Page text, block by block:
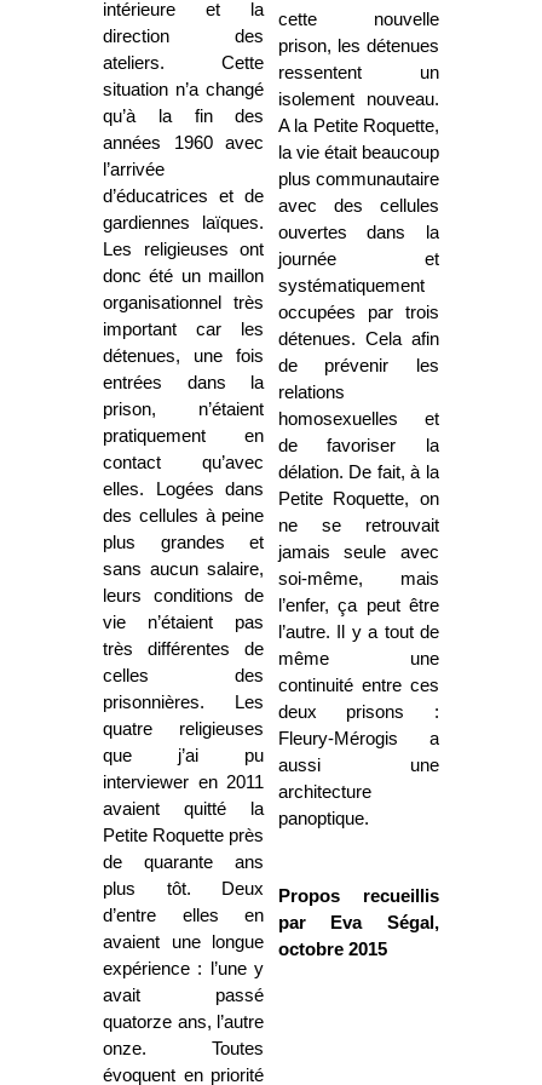
intérieure et la
direction des
ateliers. Cette
situation n’a changé
qu’à la fin des
années 1960 avec
l’arrivée
d’éducatrices et de
gardiennes laïques.
Les religieuses ont
donc été un maillon
organisationnel très
important car les
détenues, une fois
entrées dans la
prison, n’étaient
pratiquement en
contact qu’avec
elles. Logées dans
des cellules à peine
plus grandes et
sans aucun salaire,
leurs conditions de
vie n’étaient pas
très différentes de
celles des
prisonnières. Les
quatre religieuses
que j’ai pu
interviewer en 2011
avaient quitté la
Petite Roquette près
de quarante ans
plus tôt. Deux
d’entre elles en
avaient une longue
expérience : l’une y
avait passé
quatorze ans, l’autre
onze. Toutes
évoquent en priorité
cette nouvelle
prison, les détenues
ressentent un
isolement nouveau.
A la Petite Roquette,
la vie était beaucoup
plus communautaire
avec des cellules
ouvertes dans la
journée et
systématiquement
occupées par trois
détenues. Cela afin
de prévenir les
relations
homosexuelles et
de favoriser la
délation. De fait, à la
Petite Roquette, on
ne se retrouvait
jamais seule avec
soi-même, mais
l’enfer, ça peut être
l’autre. Il y a tout de
même une
continuité entre ces
deux prisons :
Fleury-Mérogis a
aussi une
architecture
panoptique.
Propos recueillis
par Eva Ségal,
octobre 2015